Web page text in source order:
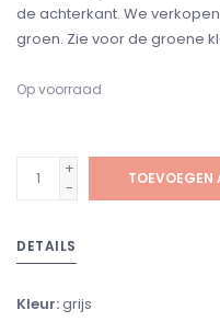
de achterkant. We
groen. Zie voor de groene
Op voorraad
+
-
TOEVOEGEN
DETAILS
Kleur:grijs